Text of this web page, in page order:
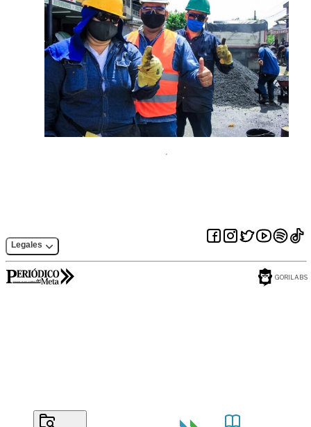
Legales
GORILABS